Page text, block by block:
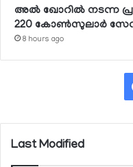
അല്‍ ഖോറില്‍ നടന്ന
220 കോണ്‍സുലാര്‍
8 hours ago
Last Modified